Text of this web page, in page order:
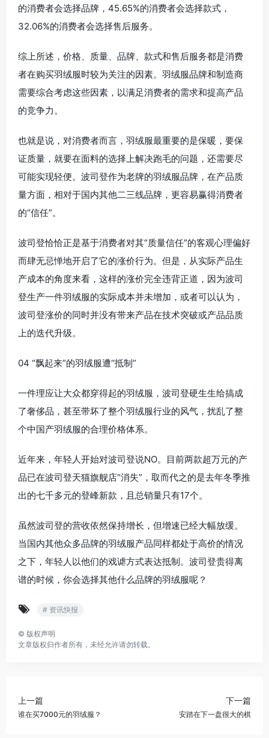
的消费者会选择品牌，45.65%的消费者会选择款式，
32.06%的消费者会选择售后服务。
综上所述，价格、质量、品牌、款式和售后服务都是消费
者在购买羽绒服时较为关注的因素。羽绒服品牌和制造商
需要综合考虑这些因素，以满足消费者的需求和提高产品
的竞争力。
也就是说，对消费者而言，羽绒服最重要的是保暖，要保
证质量，就要在面料的选择上解决跑毛的问题，还需要尽
可能实现轻便。波司登作为老牌的羽绒服品牌，在产品质
量方面，相对于国内其他二三线品牌，更容易赢得消费者
的“信任”。
波司登恰恰正是基于消费者对其“质量信任”的客观心理偏好
而肆无忌惮地开启了它的涨价行为。但是，从实际产品生
产成本的角度来看，这样的涨价完全违背正道，因为波司
登生产一件羽绒服的实际成本并未增加，或者可以认为，
波司登涨价的同时并没有带来产品在技术突破或产品品质
上的迭代升级。
04 “飘起来”的羽绒服遭“抵制”
一件理应让大众都穿得起的羽绒服，波司登硬生生给搞成
了奢侈品，甚至带坏了整个羽绒服行业的风气，扰乱了整
个中国产羽绒服的合理价格体系。
近年来，年轻人开始对波司登说NO。目前两款超万元的产
品已在波司登天猫旗舰店“消失”，取而代之的是去年冬季推
出的七千多元的登峰新款，且总销量只有17个。
虽然波司登的营收依然保持增长，但增速已经大幅放缓。
当国内其他众多品牌的羽绒服产品同样都处于高价的情况
之下，年轻人以他们的戏谑方式表达抵制。波司登贵得离
谱的时候，你会选择其他什么品牌的羽绒服呢？
# 资讯快报
© 版权声明
文章版权归作者所有，未经允许请勿转载。
上一篇
谁在买7000元的羽绒服？
下一篇
安踏在下一盘很大的棋